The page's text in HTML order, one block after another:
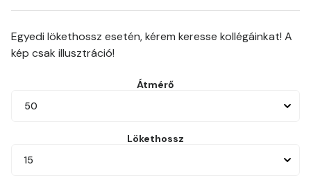
Egyedi lökethossz esetén, kérem keresse kollégáinkat! A
kép csak illusztráció!
Átmérő
50
Lökethossz
15